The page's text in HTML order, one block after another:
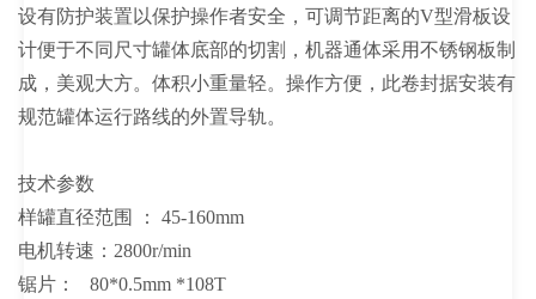
设有防护装置以保护操作者安全，可调节距离的V型滑板设
计便于不同尺寸罐体底部的切割，机器通体采用不锈钢板制
成，美观大方。体积小重量轻。操作方便，此卷封据安装有
规范罐体运行路线的外置导轨。
技术参数
样罐直径范围 ： 45-160mm
电机转速：2800r/min
锯片： 80*0.5mm *108T